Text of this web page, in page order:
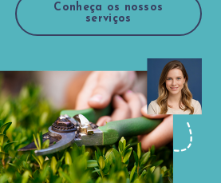
Conheça os nossos
serviços